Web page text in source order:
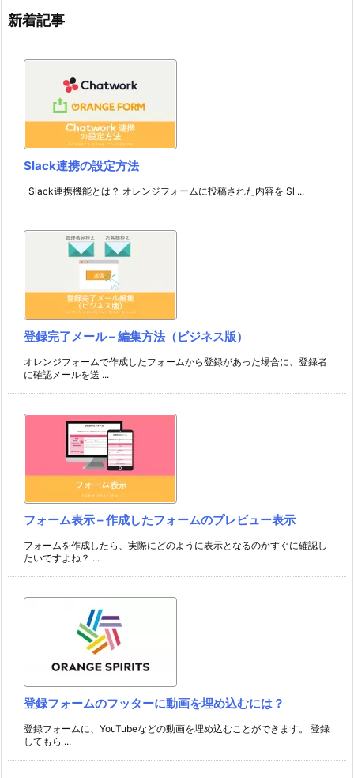
新着記事
Slack連携の設定方法
Slack連携機能とは？ オレンジフォームに投稿された内容を Sl ...
登録完了メール – 編集方法（ビジネス版）
オレンジフォームで作成したフォームから登録があった場合に、登録者
に確認メールを送 ...
フォーム表示 – 作成したフォームのプレビュー表示
フォームを作成したら、実際にどのように表示となるのかすぐに確認し
たいですよね？ ...
登録フォームのフッターに動画を埋め込むには？
登録フォームに、YouTubeなどの動画を埋め込むことができます。 登録
してもら ...